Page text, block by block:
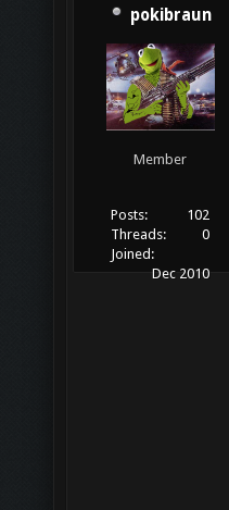
pokibraun
Member
Posts:
102
Threads:
0
Joined:
Dec 2010